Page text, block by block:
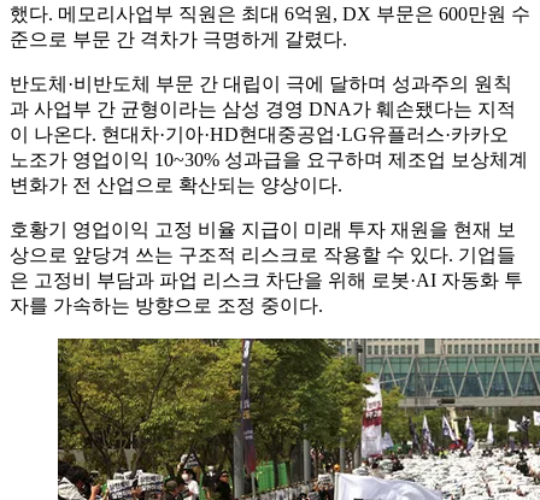
했다. 메모리사업부 직원은 최대 6억원, DX 부문은 600만원 수
준으로 부문 간 격차가 극명하게 갈렸다.
반도체·비반도체 부문 간 대립이 극에 달하며 성과주의 원칙
과 사업부 간 균형이라는 삼성 경영 DNA가 훼손됐다는 지적
이 나온다. 현대차·기아·HD현대중공업·LG유플러스·카카오
노조가 영업이익 10~30% 성과급을 요구하며 제조업 보상체계
변화가 전 산업으로 확산되는 양상이다.
호황기 영업이익 고정 비율 지급이 미래 투자 재원을 현재 보
상으로 앞당겨 쓰는 구조적 리스크로 작용할 수 있다. 기업들
은 고정비 부담과 파업 리스크 차단을 위해 로봇·AI 자동화 투
자를 가속하는 방향으로 조정 중이다.